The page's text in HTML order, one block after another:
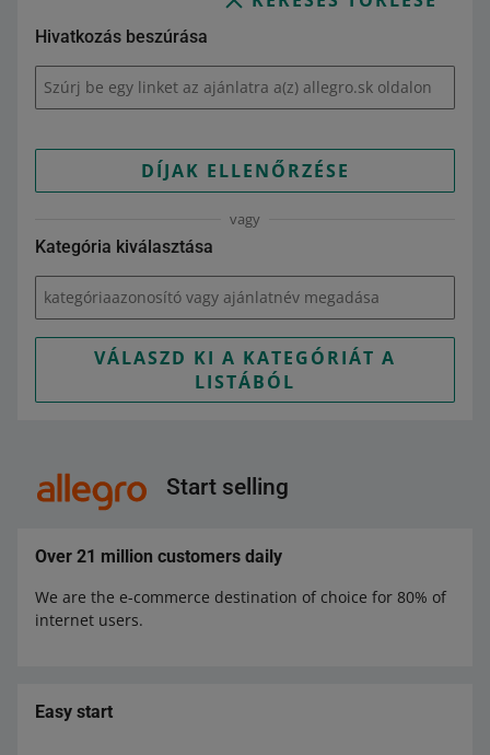
Hivatkozás beszúrása
Szúrj be egy linket az ajánlatra a(z) allegro.sk oldalon
DÍJAK ELLENŐRZÉSE
vagy
Kategória kiválasztása
kategóriaazonosító vagy ajánlatnév megadása
VÁLASZD KI A KATEGÓRIÁT A
LISTÁBÓL
Start selling
Over 21 million customers daily
We are the e-commerce destination of choice for 80% of
internet users.
Easy start